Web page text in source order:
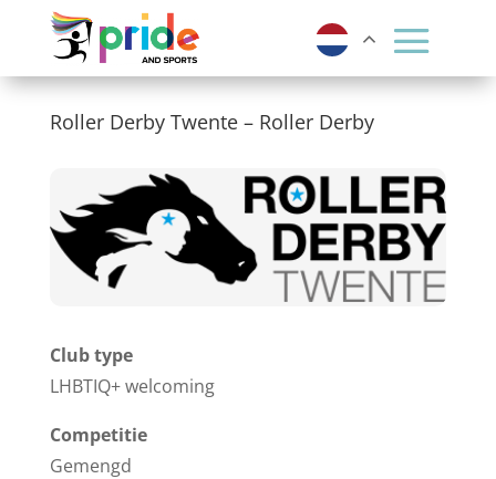
Roller Derby Twente – Roller Derby
Club type
LHBTIQ+ welcoming
Competitie
Gemengd